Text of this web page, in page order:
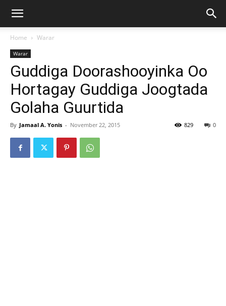
Home Warar
Warar
Guddiga Doorashooyinka Oo
Hortagay Guddiga Joogtada
Golaha Guurtida
By Jamaal A. Yonis - November 22, 2015 0
829